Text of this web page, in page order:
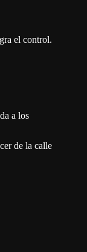
el control.
a los
de la calle